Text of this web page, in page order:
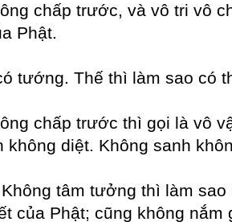
chấp trước, và vô tri vô
Phật.
tướng. Thế thì làm sao có
chấp trước thì gọi là vô
diệt. Không sanh
tâm tưởng thì làm
của Phật; cũng không